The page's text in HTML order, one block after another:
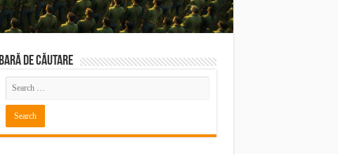
BARĂ DE CĂUTARE